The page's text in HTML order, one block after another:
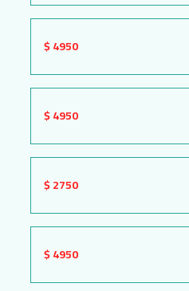
4950 $
4950 $
2750 $
4950 $